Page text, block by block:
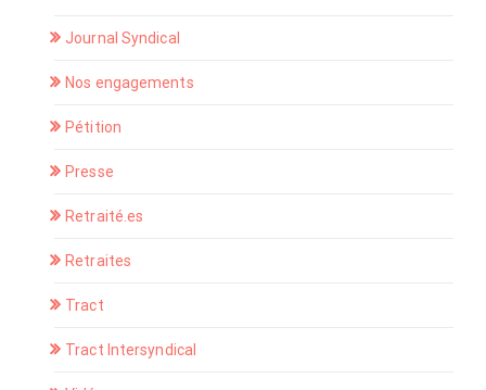
Journal Syndical
Nos engagements
Pétition
Presse
Retraité.es
Retraites
Tract
Tract Intersyndical